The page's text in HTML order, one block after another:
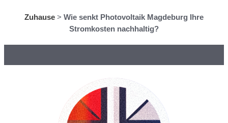
Zuhause > Wie senkt Photovoltaik Magdeburg Ihre
Stromkosten nachhaltig?